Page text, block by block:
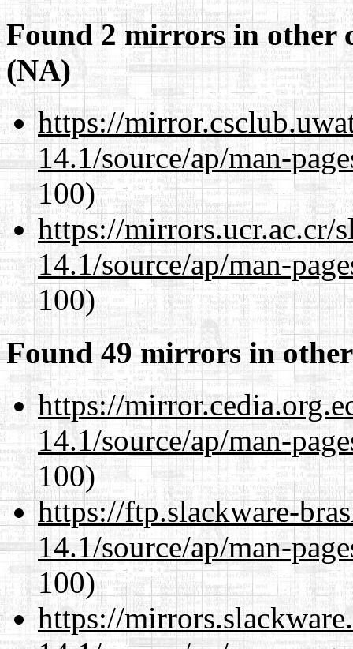
Found 2 mirrors in other
(NA)
https://
14.1/source/ap/man-
100)
https://mirrors.ucr.ac.cr/
14.1/source/ap/man-
100)
Found 49 mirrors in
https://
14.1/source/ap/man-
100)
https://ftp.slackware-
14.1/source/ap/man-
100)
https://